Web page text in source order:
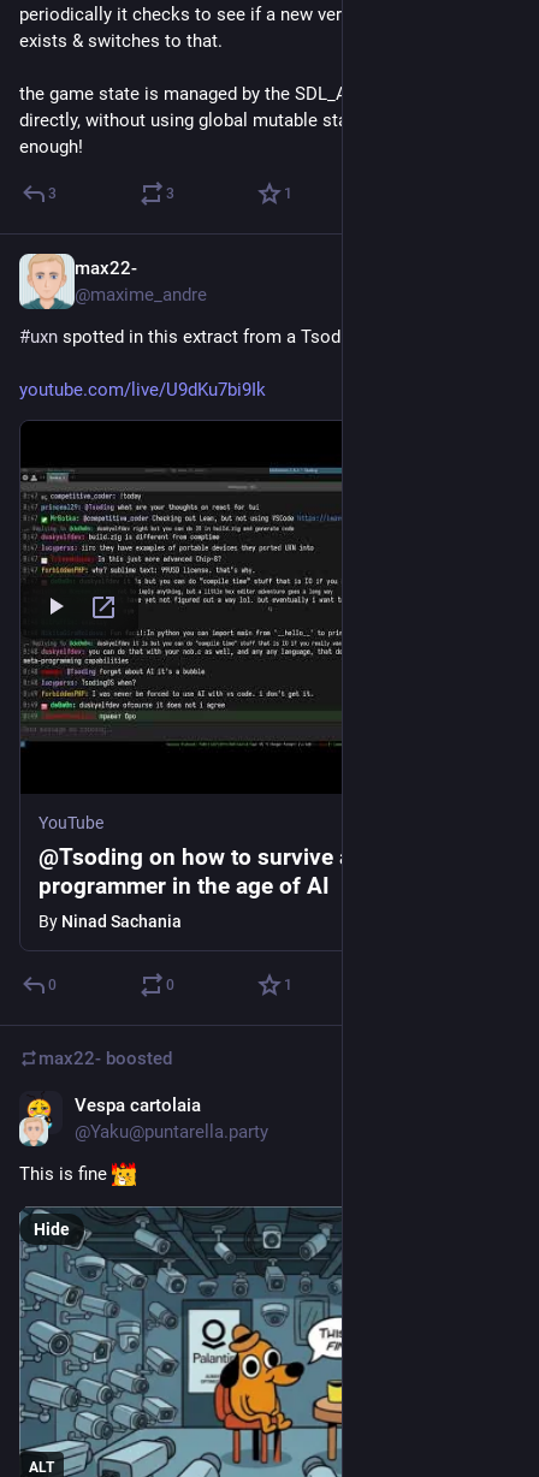
periodically it checks to see if a new version of the library
exists & switches to that.
the game state is managed by the SDL_App* functions
directly, without using global mutable state. it's all good
enough!
3 3 1
max22-
@maxime_andre
#uxn spotted in this extract from a Tsoding's daily episode :
youtube.com/live/U9dKu7bi9Ik
YouTube
@Tsoding on how to survive as a
programmer in the age of AI
By Ninad Sachania
0 0 1
max22- boosted
Vespa cartolaia
@Yaku@puntarella.party
This is fine
ALT
Hide